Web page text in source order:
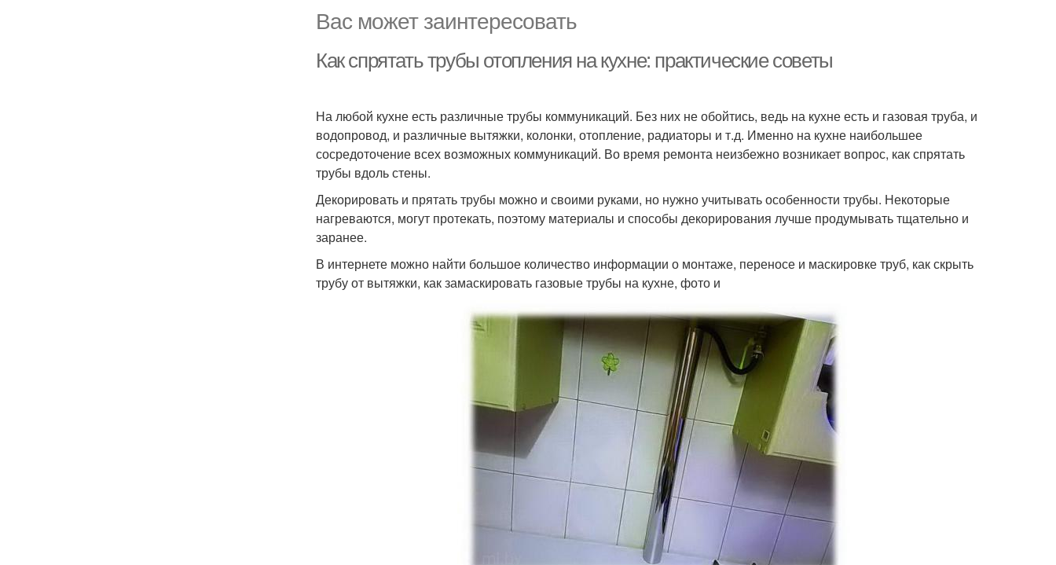
Вас может заинтересовать
Как спрятать трубы отопления на кухне: практические советы
На любой кухне есть различные трубы коммуникаций. Без них не обойтись, ведь на кухне есть и газовая труба, и
водопровод, и различные вытяжки, колонки, отопление, радиаторы и т.д. Именно на кухне наибольшее
сосредоточение всех возможных коммуникаций. Во время ремонта неизбежно возникает вопрос, как спрятать
трубы вдоль стены.
Декорировать и прятать трубы можно и своими руками, но нужно учитывать особенности трубы. Некоторые
нагреваются, могут протекать, поэтому материалы и способы декорирования лучше продумывать тщательно и
заранее.
В интернете можно найти большое количество информации о монтаже, переносе и маскировке труб, как скрыть
трубу от вытяжки, как замаскировать газовые трубы на кухне, фото и